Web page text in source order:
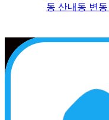
동 산내동 변